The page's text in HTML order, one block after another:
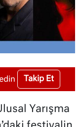
Takip Et
Yarışma